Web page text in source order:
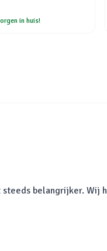
in huis!
belangrijker. Wij